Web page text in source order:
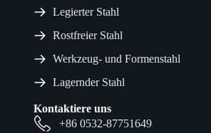
Legierter Stahl
Rostfreier Stahl
Werkzeug- und Formenstahl
Lagernder Stahl
Kontaktiere uns
+86 0532-87751649